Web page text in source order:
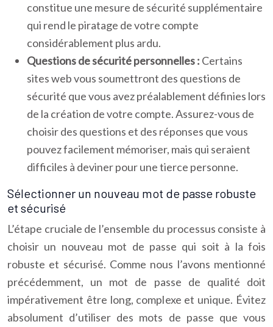
constitue une mesure de sécurité supplémentaire
qui rend le piratage de votre compte
considérablement plus ardu.
Questions de sécurité personnelles : Certains
sites web vous soumettront des questions de
sécurité que vous avez préalablement définies lors
de la création de votre compte. Assurez-vous de
choisir des questions et des réponses que vous
pouvez facilement mémoriser, mais qui seraient
difficiles à deviner pour une tierce personne.
Sélectionner un nouveau mot de passe robuste
et sécurisé
L’étape cruciale de l’ensemble du processus consiste à
choisir un nouveau mot de passe qui soit à la fois
robuste et sécurisé. Comme nous l’avons mentionné
précédemment, un mot de passe de qualité doit
impérativement être long, complexe et unique. Évitez
absolument d’utiliser des mots de passe que vous